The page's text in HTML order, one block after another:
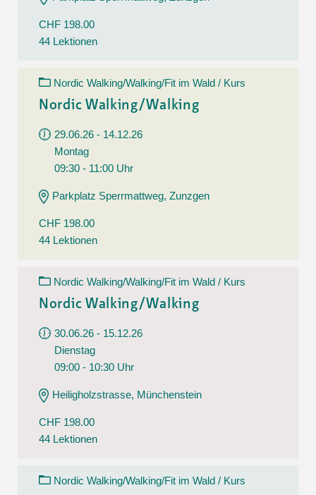
CHF 198.00
44 Lektionen
Nordic Walking/Walking/Fit im Wald / Kurs
Nordic Walking/Walking
29.06.26 - 14.12.26
Montag
09:30 - 11:00 Uhr
Parkplatz Sperrmattweg, Zunzgen
CHF 198.00
44 Lektionen
Nordic Walking/Walking/Fit im Wald / Kurs
Nordic Walking/Walking
30.06.26 - 15.12.26
Dienstag
09:00 - 10:30 Uhr
Heiligholzstrasse, Münchenstein
CHF 198.00
44 Lektionen
Nordic Walking/Walking/Fit im Wald / Kurs